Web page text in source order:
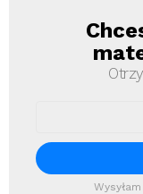
Newsletter